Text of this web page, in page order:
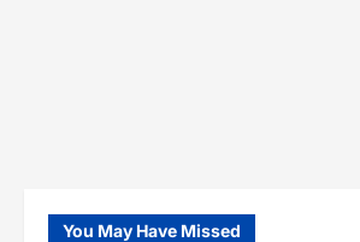
You May Have Missed